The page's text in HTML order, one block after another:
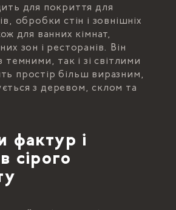
для покриття для
обробки стін і зовнішніх
для ванних кімнат,
зон і ресторанів. Він
темними, так і зі світлими
простір більш виразним,
з деревом, склом та
фактур і
сірого